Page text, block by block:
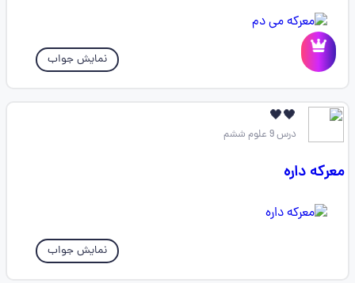
نمایش جواب
🖤🖤
درس 9 علوم ششم
معرکه داره
نمایش جواب